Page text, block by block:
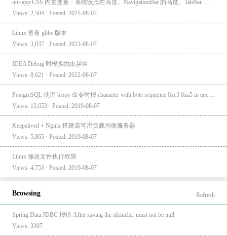
Views: 2,504 · Posted: 2025-08-07
Linux 查看 glibc 版本
Views: 3,037 · Posted: 2023-08-07
IDEA Debug 时模拟抛出异常
Views: 8,621 · Posted: 2022-08-07
Views: 13,653 · Posted: 2019-08-07
Keepalived + Nginx 搭建高可用负载均衡服务器
Views: 5,865 · Posted: 2019-08-07
Linux 修改文件执行权限
Views: 4,753 · Posted: 2019-08-07
Browsing Refresh
Spring Data JDBC 报错 After saving the identifier must not be null
Views: 3307